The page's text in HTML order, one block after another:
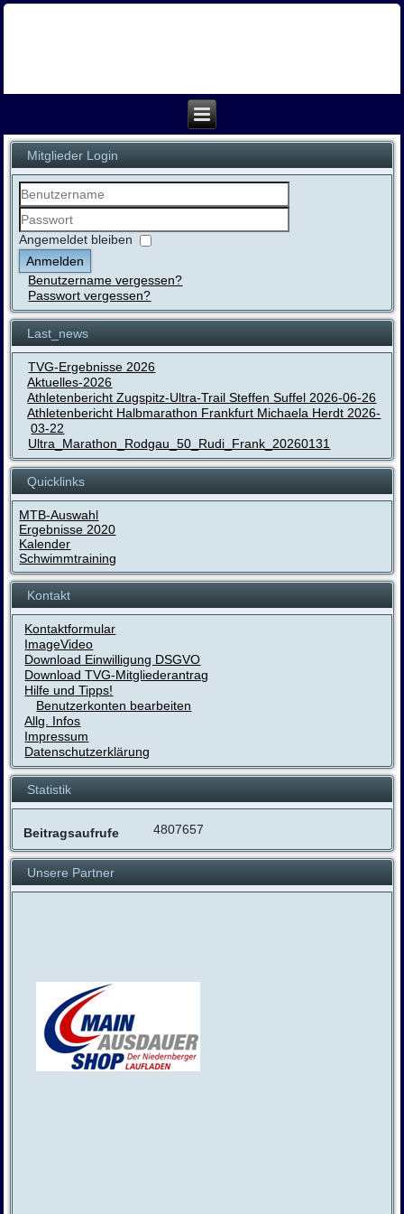
Mitglieder Login
Benutzername
Passwort
Angemeldet bleiben
Anmelden
Benutzername vergessen?
Passwort vergessen?
Last_news
TVG-Ergebnisse 2026
Aktuelles-2026
Athletenbericht Zugspitz-Ultra-Trail Steffen Suffel 2026-06-26
Athletenbericht Halbmarathon Frankfurt Michaela Herdt 2026-
03-22
Ultra_Marathon_Rodgau_50_Rudi_Frank_20260131
Quicklinks
MTB-Auswahl
Ergebnisse 2020
Kalender
Schwimmtraining
Kontakt
Kontaktformular
ImageVideo
Download Einwilligung DSGVO
Download TVG-Mitgliederantrag
Hilfe und Tipps!
Benutzerkonten bearbeiten
Allg. Infos
Impressum
Datenschutzerklärung
Statistik
Beitragsaufrufe 4807657
Unsere Partner